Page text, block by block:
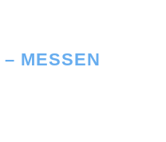
MESSEN